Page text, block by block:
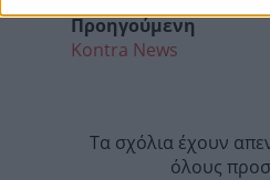
Προηγούμενη
Kontra News
Τα σχόλια έχουν
όλους